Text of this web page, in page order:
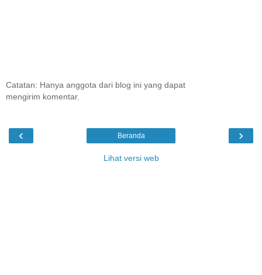
Catatan: Hanya anggota dari blog ini yang dapat
mengirim komentar.
‹ ›
Beranda
Lihat versi web